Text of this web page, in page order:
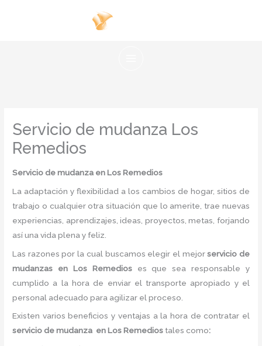
Servicio de mudanza Los
Remedios
Servicio de mudanza en Los Remedios
La adaptación y flexibilidad a los cambios de hogar, sitios de
trabajo o cualquier otra situación que lo amerite, trae nuevas
experiencias, aprendizajes, ideas, proyectos, metas, forjando
así una vida plena y feliz.
Las razones por la cual buscamos elegir el mejorservicio de
mudanzas en Los Remedios es
que sea responsable y
cumplido a la hora de enviar el transporte apropiado y el
personal adecuado para agilizar el proceso.
Existen varios beneficios y ventajas a la hora de contratar el
servicio de mudanza en Los Remedios tales como: